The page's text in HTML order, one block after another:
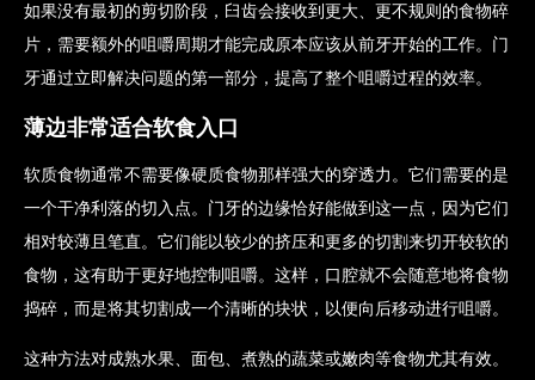
如果没有最初的剪切阶段，臼齿会接收到更大、更不规则的食物碎
片，需要额外的咀嚼周期才能完成原本应该从前牙开始的工作。门
牙通过立即解决问题的第一部分，提高了整个咀嚼过程的效率。
薄边非常适合软食入口
软质食物通常不需要像硬质食物那样强大的穿透力。它们需要的是
一个干净利落的切入点。门牙的边缘恰好能做到这一点，因为它们
相对较薄且笔直。它们能以较少的挤压和更多的切割来切开较软的
食物，这有助于更好地控制咀嚼。这样，口腔就不会随意地将食物
捣碎，而是将其切割成一个清晰的块状，以便向后移动进行咀嚼。
这种方法对成熟水果、面包、煮熟的蔬菜或嫩肉等食物尤其有效。